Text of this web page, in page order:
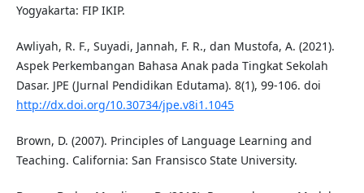
Yogyakarta: FIP IKIP.
Awliyah, R. F., Suyadi, Jannah, F. R., dan Mustofa, A. (2021).
Aspek Perkembangan Bahasa Anak pada Tingkat Sekolah
Dasar. JPE (Jurnal Pendidikan Edutama). 8(1), 99-106. doi
http://dx.doi.org/10.30734/jpe.v8i1.1045
Brown, D. (2007). Principles of Language Learning and
Teaching. California: San Fransisco State University.